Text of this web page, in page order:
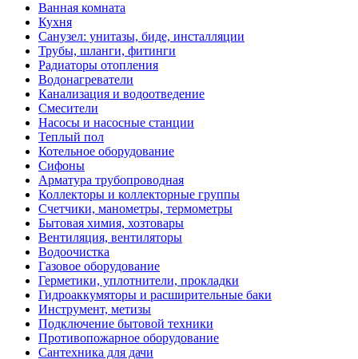
Ванная комната
Кухня
Санузел: унитазы, биде, инсталляции
Трубы, шланги, фитинги
Радиаторы отопления
Водонагреватели
Канализация и водоотведение
Смесители
Насосы и насосные станции
Теплый пол
Котельное оборудование
Сифоны
Арматура трубопроводная
Коллекторы и коллекторные группы
Счетчики, манометры, термометры
Бытовая химия, хозтовары
Вентиляция, вентиляторы
Водоочистка
Газовое оборудование
Герметики, уплотнители, прокладки
Гидроаккумяторы и расширительные баки
Инструмент, метизы
Подключение бытовой техники
Противопожарное оборудование
Сантехника для дачи